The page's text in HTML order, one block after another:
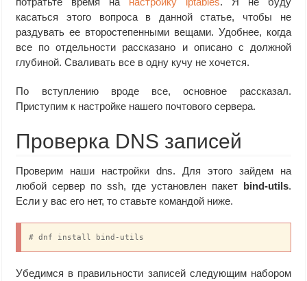
касаться этого вопроса в данной статье, чтобы не
раздувать ее второстепенными вещами. Удобнее, когда
все по отдельности рассказано и описано с должной
глубиной. Сваливать все в одну кучу не хочется.
По вступлению вроде все, основное рассказал.
Приступим к настройке нашего почтового сервера.
Проверка DNS записей
Проверим наши настройки dns. Для этого зайдем на
любой сервер по ssh, где установлен пакет bind-utils.
Если у вас его нет, то ставьте командой ниже.
# dnf install bind-utils
Убедимся в правильности записей следующим набором